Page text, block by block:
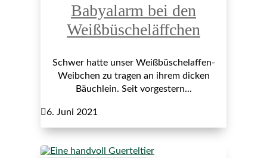
Babyalarm bei den
Weißbüscheläffchen
Schwer hatte unser Weißbüschelaffen-
Weibchen zu tragen an ihrem dicken
Bäuchlein. Seit vorgestern...
6. Juni 2021